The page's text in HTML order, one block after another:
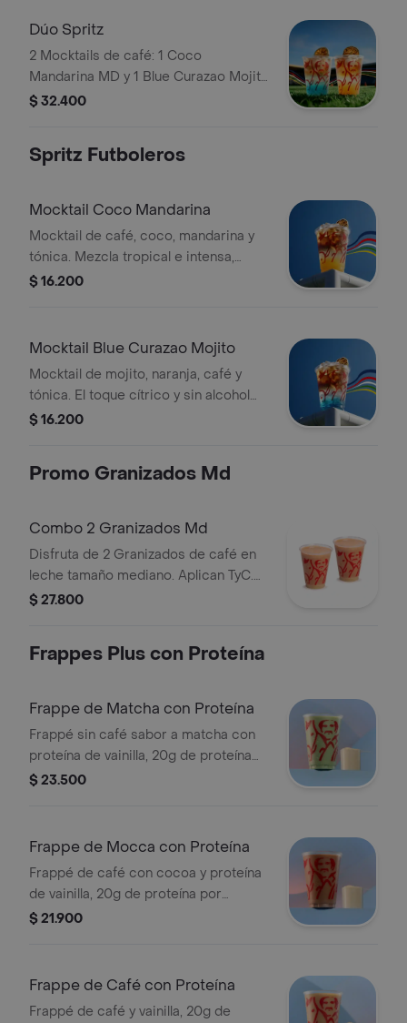
Dúo Spritz
2 Mocktails de café: 1 Coco
Mandarina MD y 1 Blue Curazao Mojito
MD. Personalízalas pidiéndolas con
$ 32.400
Spritz Futboleros
Mocktail Coco Mandarina
Mocktail de café, coco, mandarina y
tónica. Mezcla tropical e intensa,
perfecta para disfrutar el fútbol con
$ 16.200
Mocktail Blue Curazao Mojito
Mocktail de mojito, naranja, café y
tónica. El toque cítrico y sin alcohol
para vivir el fútbol con calma y
$ 16.200
Promo Granizados Md
Combo 2 Granizados Md
Disfruta de 2 Granizados de café en
leche tamaño mediano. Aplican TyC.
Producto sujeto a disponibilidad en
$ 27.800
Frappes Plus con Proteína
Frappe de Matcha con Proteína
Frappé sin café sabor a matcha con
proteína de vainilla, 20g de proteína
por porción, sin azúcar añadida,
$ 23.500
Frappe de Mocca con Proteína
Frappé de café con cocoa y proteína
de vainilla, 20g de proteína por
porción, sin azúcar añadida, textura
$ 21.900
Frappe de Café con Proteína
Frappé de café y vainilla, 20g de